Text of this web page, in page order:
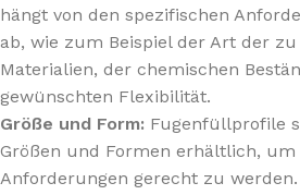
hängt von den spezifischen
ab, wie zum Beispiel der Art der
Materialien, der chemischen
gewünschten Flexibilität.
Größe und Form: Fugenfüllprofile
Größen und Formen erhältlich,
Anforderungen gerecht zu